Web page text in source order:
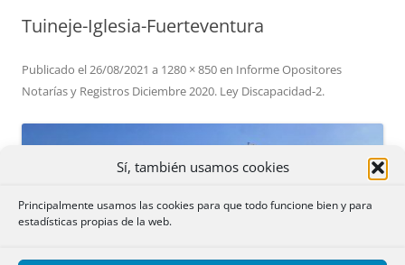
Sí, también usamos cookies
Principalmente usamos las cookies para que todo funcione bien y para
estadísticas propias de la web.
Tuineje-Iglesia-Fuerteventura
Publicado el26/08/2021 a 1280 × 850en Informe Opositores
Notarías y Registros Diciembre 2020. Ley Discapacidad-2.